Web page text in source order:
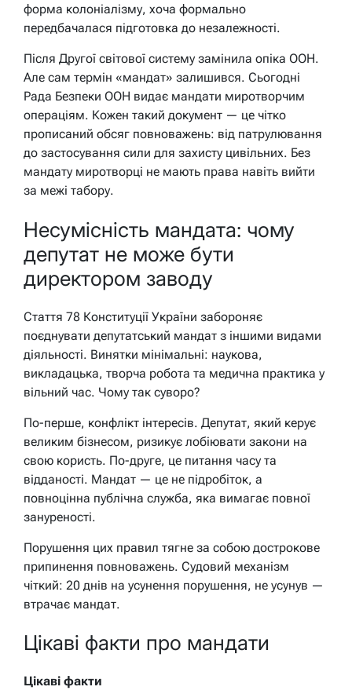
форма колоніалізму, хоча формально
передбачалася підготовка до незалежності.
Після Другої світової систему замінила опіка ООН.
Але сам термін «мандат» залишився. Сьогодні
Рада Безпеки ООН видає мандати миротворчим
операціям. Кожен такий документ — це чітко
прописаний обсяг повноважень: від патрулювання
до застосування сили для захисту цивільних. Без
мандату миротворці не мають права навіть вийти
за межі табору.
Несумісність мандата: чому
депутат не може бути
директором заводу
Стаття 78 Конституції України забороняє
поєднувати депутатський мандат з іншими видами
діяльності. Винятки мінімальні: наукова,
викладацька, творча робота та медична практика у
вільний час. Чому так суворо?
По-перше, конфлікт інтересів. Депутат, який керує
великим бізнесом, ризикує лобіювати закони на
свою користь. По-друге, це питання часу та
відданості. Мандат — це не підробіток, а
повноцінна публічна служба, яка вимагає повної
зануреності.
Порушення цих правил тягне за собою дострокове
припинення повноважень. Судовий механізм
чіткий: 20 днів на усунення порушення, не усунув —
втрачає мандат.
Цікаві факти про мандати
Цікаві факти